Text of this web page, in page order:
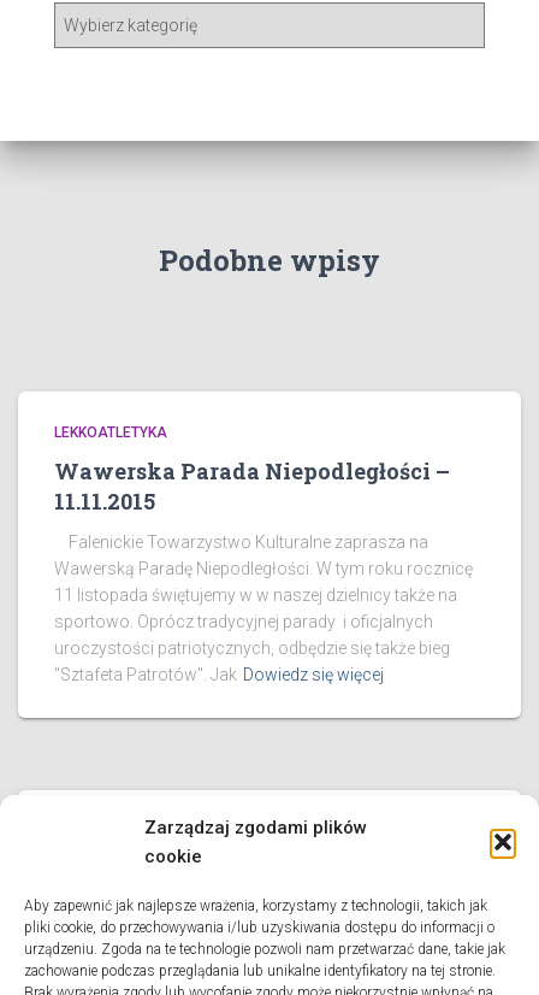
Zarządzaj zgodami plików
cookie
Aby zapewnić jak najlepsze wrażenia, korzystamy z technologii, takich jak
pliki cookie, do przechowywania i/lub uzyskiwania dostępu do informacji o
urządzeniu. Zgoda na te technologie pozwoli nam przetwarzać dane, takie jak
zachowanie podczas przeglądania lub unikalne identyfikatory na tej stronie.
o
Podobne wpisy
LEKKOATLETYKA
Wawerska Parada Niepodległości –
11.11.2015
Falenickie Towarzystwo Kulturalne zaprasza na
Wawerską Paradę Niepodległości. W tym roku rocznicę
11 listopada świętujemy w w naszej dzielnicy także na
sportowo. Oprócz tradycyjnej parady i oficjalnych
uroczystości patriotycznych, odbędzie się także bieg
"Sztafeta Patrotów". Jak Dowiedz się więcej
LEKKOATLETYKA
X Jubileuszowy Bieg „Młodzi w
hołdzie Janowi Pawłowi II” 26
kwietnia
Urząd Dzielnicy Wawer m.st. Warszawy wspólnie z SP Nr